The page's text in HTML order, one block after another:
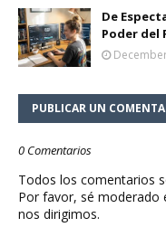
De
Poder del
PUBLICAR UN
0 Comentarios
Todos los comentarios
Por favor, sé moderado
nos dirigimos.